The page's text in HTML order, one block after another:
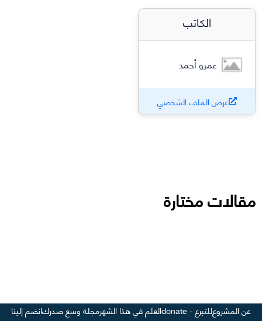
الكاتب
عمرو أحمد
عرض الملف الشخصي
مقالات مختارة
عن المشروعللتبرع - donate العلم في هذا الشهرمجلة وسع صدركانضم إلينا